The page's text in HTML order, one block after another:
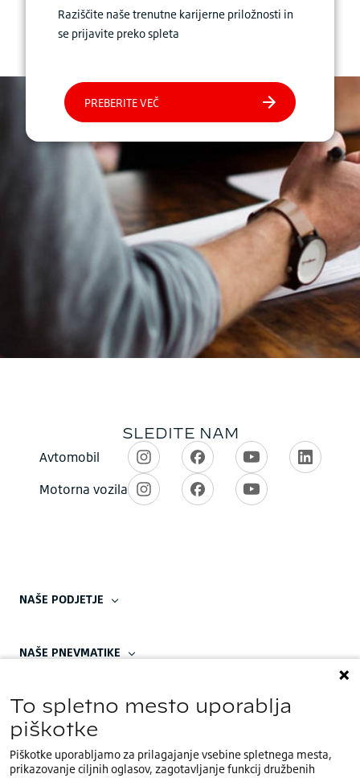
Raziščite naše trenutne karijerne priložnosti in
se prijavite preko spleta
NAŠE PODJETJE
NAŠE PNEVMATIKE
OBRNITE SE NA NAS
To spletno mesto uporablja
piškotke
Piškotke uporabljamo za prilagajanje vsebine spletnega mesta,
prikazovanje ciljnih oglasov, zagotavljanje funkcij družbenih